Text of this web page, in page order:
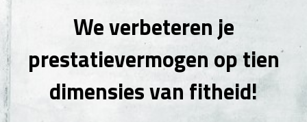
We verbeteren je
prestatievermogen op tien
dimensies van fitheid!